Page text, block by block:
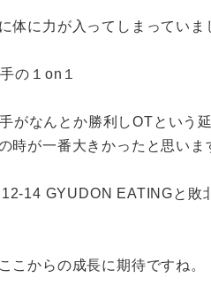
体に力が入ってしまっていま
の１on１
がなんとか勝利しOTという
時が一番大きかったと思いま
14 GYUDON EATINGと敗
こからの成長に期待ですね。